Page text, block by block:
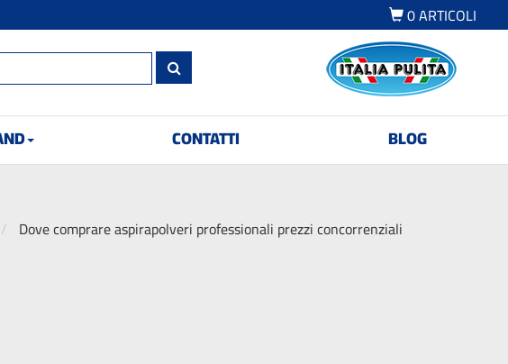
0ARTICOLI
CONTATTI BLOG
Dove comprare aspirapolveri professionali prezzi concorrenziali